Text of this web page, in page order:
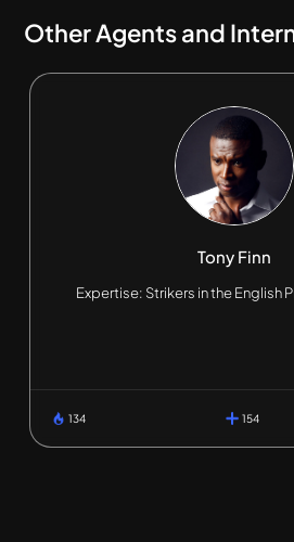
Other Agents and
Tony Finn
Expertise: Strikers in the English
134 154